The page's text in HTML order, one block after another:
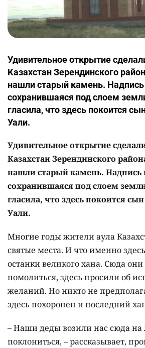
Удивительное открытие
Казахстан Зерендинского
нашли старый камень.
сохранившаяся под слоем
гласила, что здесь покоится
Уали.
Удивительное открытие
Казахстан Зерендинского
нашли старый камень. Надпись
сохранившаяся под слоем
гласила, что здесь покоится
Уали.
Многие годы жители аула
святые места. И что именно
останки великого хана. Сюда
помолиться, здесь просили об
желаний. Но никто не
здесь похоронен и последний
– Наши деды возили нас сюда на
поклониться, – рассказывает,